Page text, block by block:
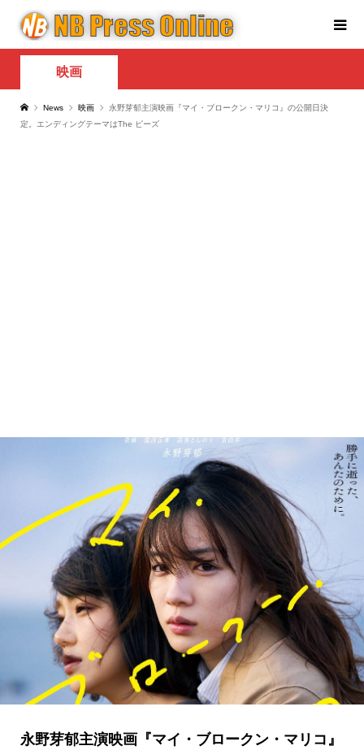
映画
News 映画
永野芽郁主演映画『マイ・ブロークン・マリコ』の公開日決
定。エンディングテーマはThe ピーズ
永野芽郁主演映画『マイ・ブロークン・マリコ』